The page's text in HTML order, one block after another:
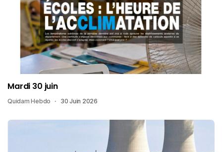
Mardi 30 juin
Quidam Hebdo 30 Juin 2026